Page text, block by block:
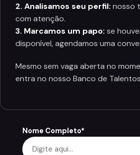
2. Analisamos seu perfil: nosso
com atenção.
3. Marcamos um papo: se
disponível, agendamos uma
Mesmo sem vaga aberta no
entra no nosso Banco de
Nome Completo*